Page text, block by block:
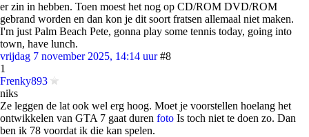
er zin in hebben. Toen moest het nog op CD/ROM DVD/ROM
gebrand worden en dan kon je dit soort fratsen allemaal niet maken.
I'm just Palm Beach Pete, gonna play some tennis today, going into
town, have lunch.
vrijdag 7 november 2025, 14:14 uur #8
1
Frenky893
niks
Ze leggen de lat ook wel erg hoog. Moet je voorstellen hoelang het
ontwikkelen van GTA 7 gaat duren foto Is toch niet te doen zo. Dan
ben ik 78 voordat ik die kan spelen.